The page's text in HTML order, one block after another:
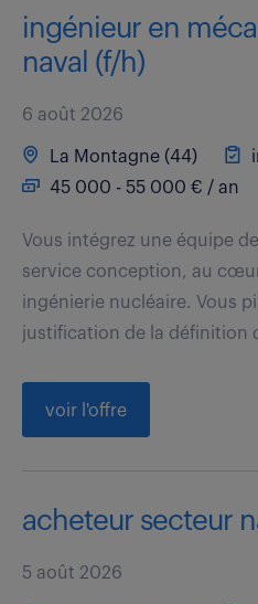
ingénieur en
naval (f/h)
6 août 2026
La Montagne (44)
45 000 - 55 000 € / an
Vous intégrez une équipe
service conception, au
ingénierie nucléaire. Vous
justification de la définition
voir l'offre
acheteur secteur
5 août 2026